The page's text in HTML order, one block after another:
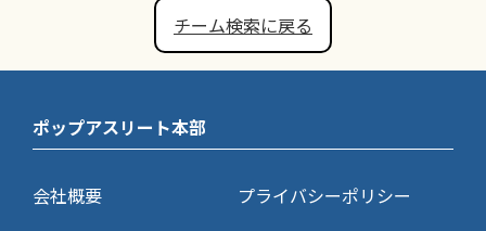
チーム検索に戻る
ポップアスリート本部
会社概要
プライバシーポリシー